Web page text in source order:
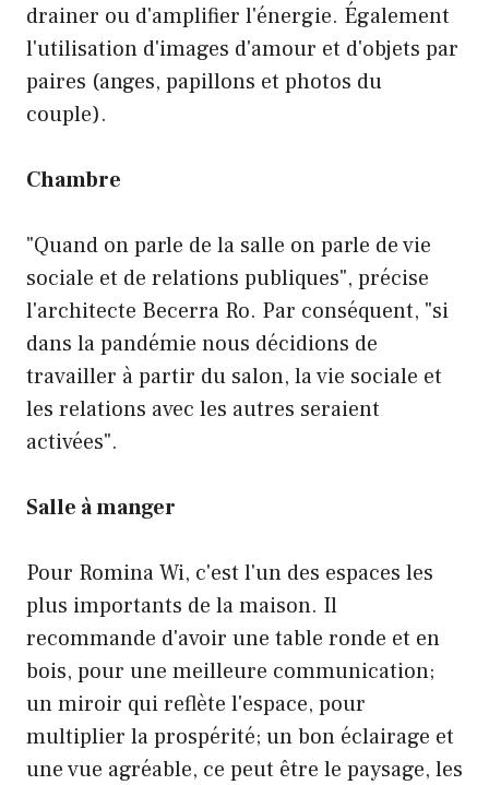
drainer ou d'amplifier l'énergie. Également
l'utilisation d'images d'amour et d'objets par
paires (anges, papillons et photos du
couple).
Chambre
"Quand on parle de la salle on parle de vie
sociale et de relations publiques", précise
l'architecte Becerra Ro. Par conséquent, "si
dans la pandémie nous décidions de
travailler à partir du salon, la vie sociale et
les relations avec les autres seraient
activées".
Salle à manger
Pour Romina Wi, c'est l'un des espaces les
plus importants de la maison. Il
recommande d'avoir une table ronde et en
bois, pour une meilleure communication;
un miroir qui reflète l'espace, pour
multiplier la prospérité; un bon éclairage et
une vue agréable, ce peut être le paysage, les